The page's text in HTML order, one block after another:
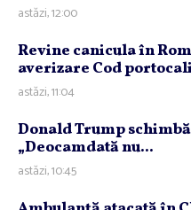
astăzi, 12:00
Revine canicula în
averizare Cod
astăzi, 11:04
Donald Trump
„Deocamdată nu...
astăzi, 10:45